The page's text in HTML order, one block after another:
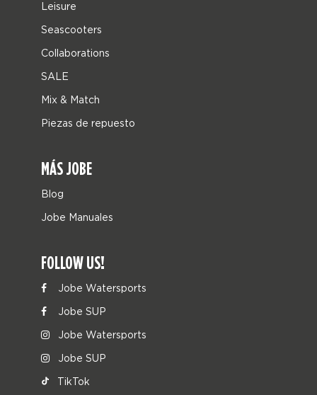
Leisure
Seascooters
Collaborations
SALE
Mix & Match
Piezas de repuesto
MÁS JOBE
Blog
Jobe Manuales
FOLLOW US!
Jobe Watersports
Jobe SUP
Jobe Watersports
Jobe SUP
TikTok